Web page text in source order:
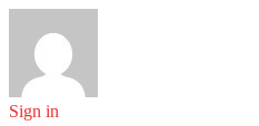
Sign in